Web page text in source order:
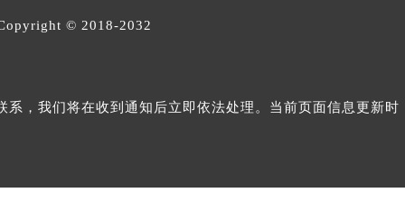
© 2018-2032
，我们将在收到通知后立即依法处理。当前页面信息更新时